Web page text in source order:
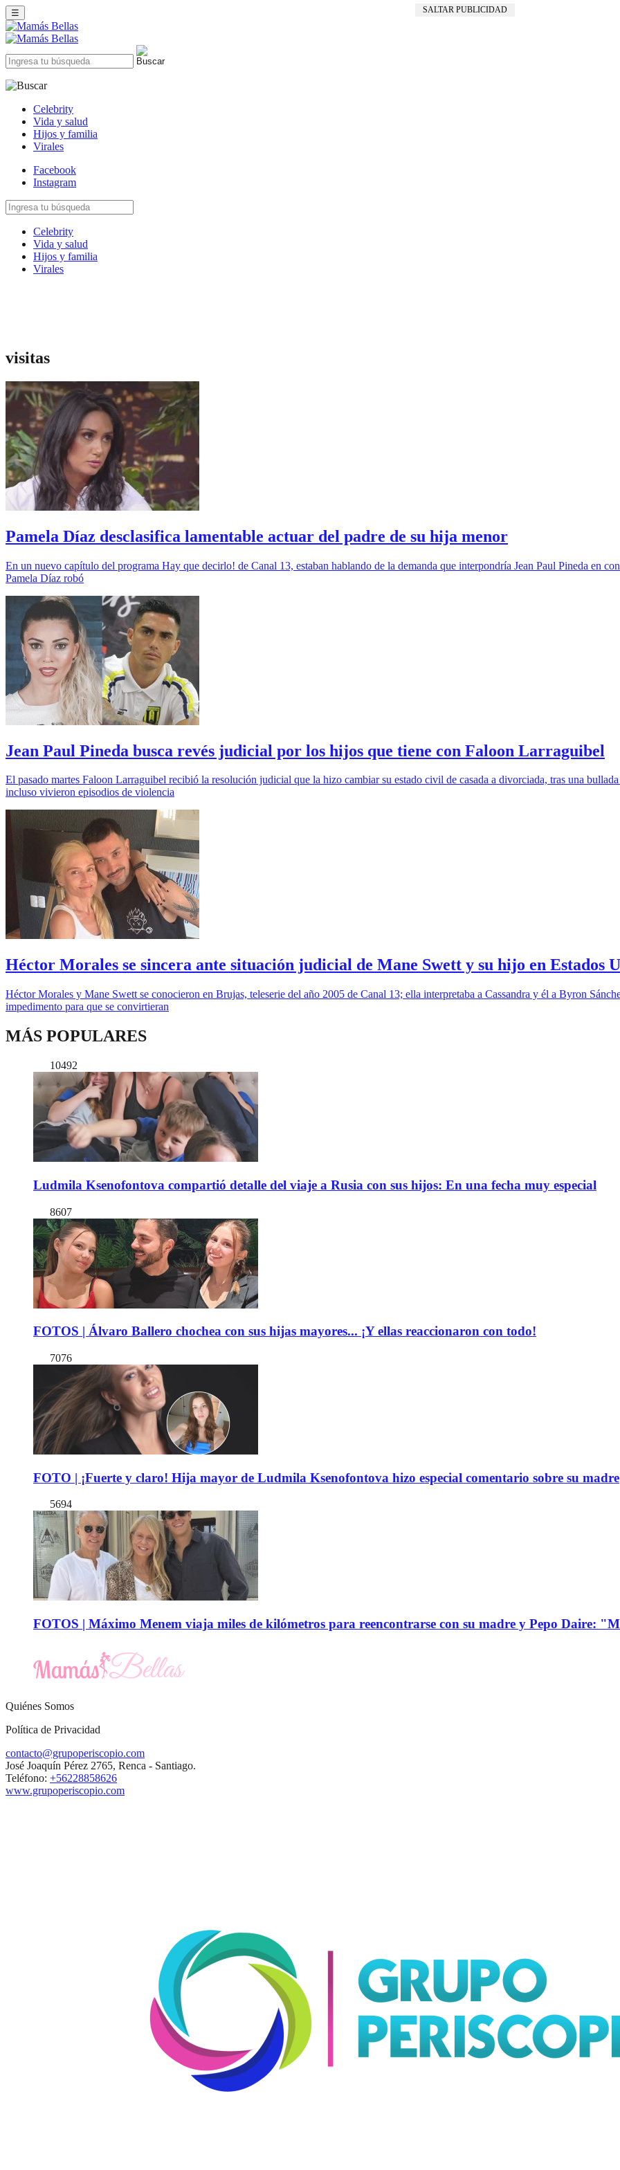
SALTAR PUBLICIDAD
☰
Celebrity
Vida y salud
Hijos y familia
Virales
Facebook
Instagram
Celebrity
Vida y salud
Hijos y familia
Virales
visitas
Pamela Díaz desclasifica lamentable actuar del padre de su hija menor
En un nuevo capítulo del programa Hay que decirlo! de Canal 13, estaban hablando de la demanda que interpondría Jean Paul Pineda en
Pamela Díaz robó
Jean Paul Pineda busca revés judicial por los hijos que tiene con Faloon Larraguibel
El pasado martes Faloon Larraguibel recibió la resolución judicial que la hizo cambiar su estado civil de casada a divorciada, tras una
incluso vivieron episodios de violencia
Héctor Morales se sincera ante situación judicial de Mane Swett y su hijo en Estados
Héctor Morales y Mane Swett se conocieron en Brujas, teleserie del año 2005 de Canal 13; ella interpretaba a Cassandra y él a Byron
impedimento para que se convirtieran
MÁS POPULARES
10492
Ludmila Ksenofontova compartió detalle del viaje a Rusia con sus hijos: En una fecha muy especial
8607
FOTOS | Álvaro Ballero chochea con sus hijas mayores... ¡Y ellas reaccionaron con todo!
7076
FOTO | ¡Fuerte y claro! Hija mayor de Ludmila Ksenofontova hizo especial comentario sobre su madre
5694
FOTOS | Máximo Menem viaja miles de kilómetros para reencontrarse con su madre y Pepo Daire:
Quiénes Somos
Política de Privacidad
contacto@grupoperiscopio.com
José Joaquín Pérez 2765, Renca - Santiago.
Teléfono: +56228858626
www.grupoperiscopio.com